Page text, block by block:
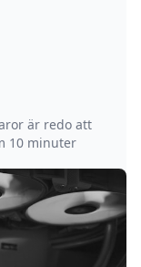
är redo att
10 minuter